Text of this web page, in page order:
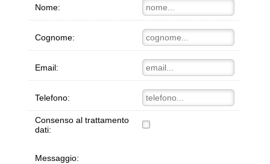
Nome:
Cognome:
Email:
Telefono:
Consenso al trattamento
dati:
Messaggio: